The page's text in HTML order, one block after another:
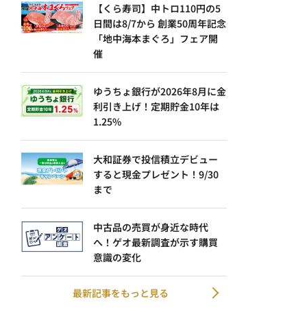
【くら寿司】中トロ110円の5
日間は8/7から 創業50周年記念
「地中海本まぐろ」フェア開
催
ゆうちょ銀行が2026年8月に金
利引き上げ！定期貯金10年は
1.25%
大和証券で投信積立デビュー
すると現金プレゼント！9/30
まで
中古品の売買が身近な時代
へ！ゲオ最新調査が示す購買
意識の変化
最新記事をもっと見る